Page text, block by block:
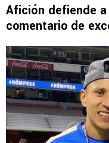
Afición defiende
comentario de